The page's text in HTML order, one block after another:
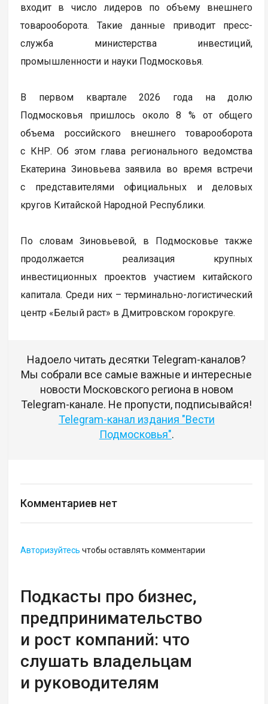
входит в число лидеров по объему внешнего
товарооборота. Такие данные приводит пресс-
служба министерства инвестиций,
промышленности и науки Подмосковья.
В первом квартале 2026 года на долю
Подмосковья пришлось около 8 % от общего
объема российского внешнего товарооборота
с КНР. Об этом глава регионального ведомства
Екатерина Зиновьева заявила во время встречи
с представителями официальных и деловых
кругов Китайской Народной Республики.
По словам Зиновьевой, в Подмосковье также
продолжается реализация крупных
инвестиционных проектов участием китайского
капитала. Среди них – терминально-логистический
центр «Белый раст» в Дмитровском горокруге.
Надоело читать десятки Telegram-каналов?
Мы собрали все самые важные и интересные
новости Московского региона в новом
Telegram-канале. Не пропусти, подписывайся!
Telegram-канал издания "Вести
Подмосковья".
Комментариев нет
Авторизуйтесь чтобы оставлять комментарии
Подкасты про бизнес,
предпринимательство
и рост компаний: что
слушать владельцам
и руководителям